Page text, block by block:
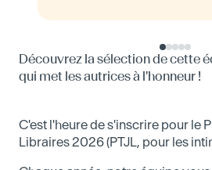
prestigieux.
Découvrez la sélection de cette
qui met les autrices à l'honneur !
C'est l'heure de s'inscrire pour le
Libraires 2026 (PTJL, pour les